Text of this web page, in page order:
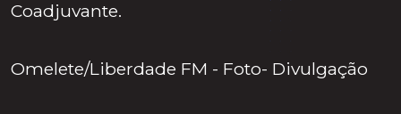
Coadjuvante.
Omelete/Liberdade FM - Foto- Divulgação